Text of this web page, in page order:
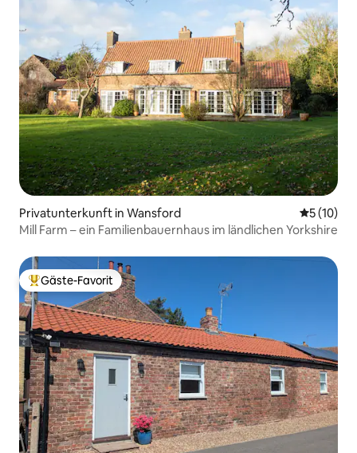
Privatunterkunft in Wansford
5 (10)
Mill Farm – ein Familienbauernhaus im ländlichen Yorkshire
Beliebter Gäste-Favorit.
Gäste-Favorit